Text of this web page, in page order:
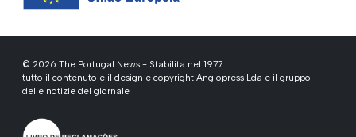
© 2026 The Portugal News - Stabilita nel 1977
tutto il contenuto e il design e copyright Anglopress Lda e il gruppo
delle notizie del giornale